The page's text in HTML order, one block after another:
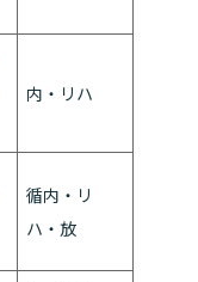
内・リハ
循内・リ
ハ・放